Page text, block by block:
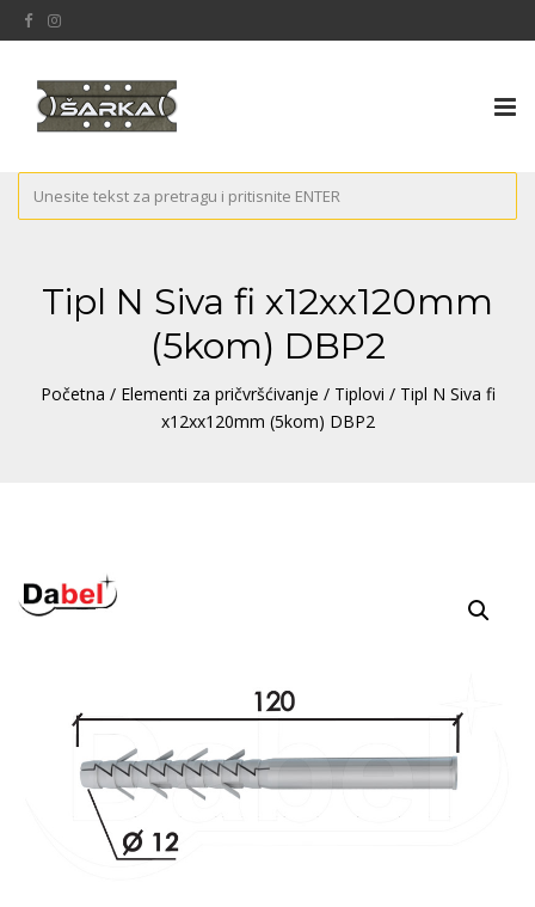
Tipl N Siva fi x12xx120mm
(5kom) DBP2
Početna / Elementi za pričvršćivanje / Tiplovi / Tipl N Siva fi
x12xx120mm (5kom) DBP2